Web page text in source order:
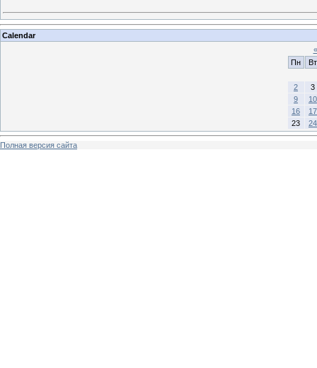
Calendar
«
Пн
Вт
2
3
9
10
16
17
23
24
Полная версия сайта